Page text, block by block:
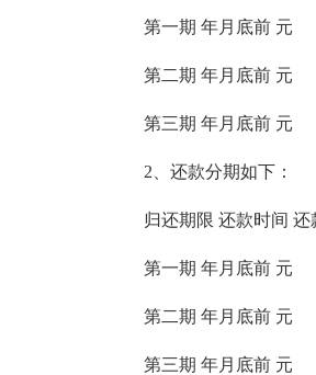
第一期 年月底前 元
第二期 年月底前 元
第三期 年月底前 元
2、还款分期如下：
归还期限 还款时间
第一期 年月底前 元
第二期 年月底前 元
第三期 年月底前 元